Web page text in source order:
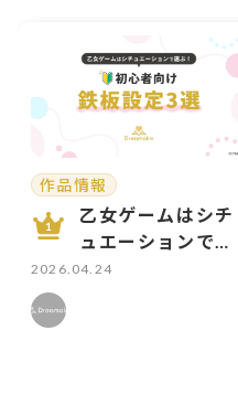
作品情報
乙女ゲームはシチ
ュエーションで選
ぶ！ 初心者向け鉄
2026.04.24